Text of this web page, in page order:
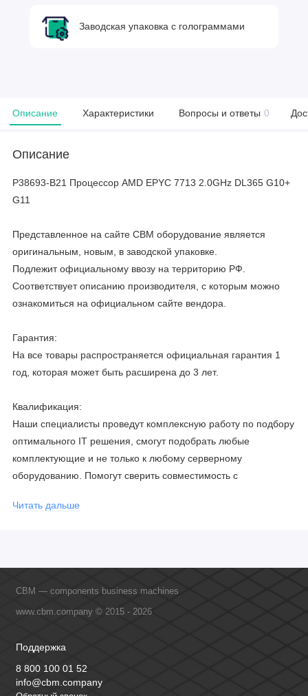
Заводская упаковка с голограммами
Описание Характеристики Вопросы и ответы 0
Описание
P38693-B21 Процессор AMD EPYC 7713 2.0GHz DL365 G10+
G11
Представленное на сайте CBM оборудование является
оригинальным, новым, в заводской упаковке.
Подлежит официальному ввозу на территорию РФ.
Соответствует описанию производителя, с которым можно
ознакомиться на официальном сайте вендора.
Гарантия:
На все товары распространяется официальная гарантия 1
год, которая может быть расширена до 3 лет.
Квалификация:
Наши специалисты проведут комплексную работу по подбору
оптимального IT решения, смогут подобрать любые
комплектующие и не только к любому серверному
оборудованию. Помогут сверить совместимость с
официальными производителями и проводим регулярное
Читать дальше
CBM — components business machines
www.cbm.company © 2015 - 2026
Поддержка
8 800 100 01 52
info@cbm.company